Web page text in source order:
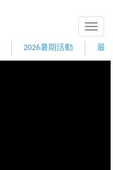
Toggle
2026暑期活動 最